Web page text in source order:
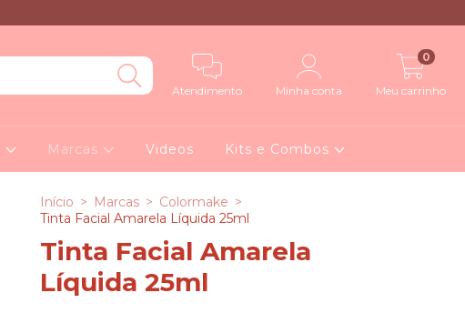
Atendimento Minha conta Meu carrinho
0
Marcas Videos Kits e Combos
Início > Marcas > Colormake >
Tinta Facial Amarela Líquida 25ml
Tinta Facial Amarela
Líquida 25ml